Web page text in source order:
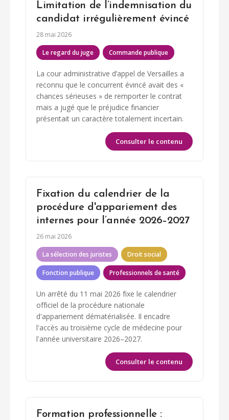
Limitation de l’indemnisation du
candidat irrégulièrement évincé
28 mai 2026
Le regard du juge Commande publique
La cour administrative d’appel de Versailles a
reconnu que le concurrent évincé avait des «
chances sérieuses » de remporter le contrat
mais a jugé que le préjudice financier
présentait un caractère totalement incertain.
Consulter le contenu
Fixation du calendrier de la
procédure d'appariement des
internes pour l’année 2026–2027
26 mai 2026
La sélection des juristes Droit social
Fonction publique Professionnels de santé
Un arrêté du 11 mai 2026 fixe le calendrier
officiel de la procédure nationale
d'appariement dématérialisée. Il encadre
l'accès au troisième cycle de médecine pour
l'année universitaire 2026–2027.
Consulter le contenu
Formation professionnelle :